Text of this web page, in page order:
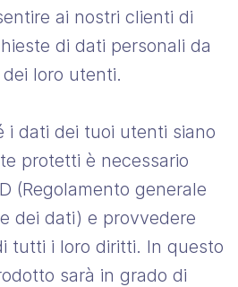
ai nostri clienti di
di dati personali da
loro utenti.
i dati dei tuoi utenti siano
protetti è necessario
(Regolamento generale
dei dati) e provvedere
tutti i loro diritti. In questo
sarà in grado di